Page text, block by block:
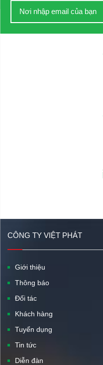
CÔNG TY VIỆT PHÁT
Giới thiệu
Thông báo
Đối tác
Khách hàng
Tuyển dụng
Tin tức
Diễn đàn